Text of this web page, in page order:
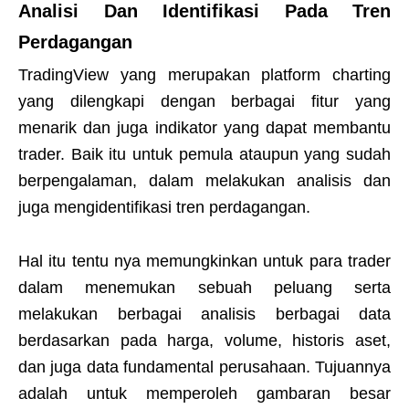
Analisi Dan Identifikasi Pada Tren
Perdagangan
TradingView
yang merupakan platform charting
yang dilengkapi dengan berbagai fitur yang
menarik dan juga indikator yang dapat membantu
trader. Baik itu untuk pemula ataupun yang sudah
berpengalaman, dalam melakukan analisis dan
juga mengidentifikasi tren perdagangan.
Hal itu tentu nya memungkinkan untuk para trader
dalam menemukan sebuah peluang serta
melakukan berbagai analisis berbagai data
berdasarkan pada harga, volume, historis aset,
dan juga data fundamental perusahaan. Tujuannya
adalah untuk memperoleh gambaran besar